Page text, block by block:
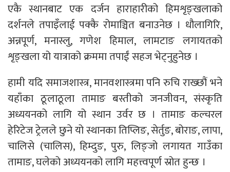
एकै स्थानबाट एक दर्जन हाराहारीको हिमशृङ्खलाको
दर्शनले तपाइँलाई पक्कै रोमाञ्चित बनाउनेछ । धौलागिरि,
अन्नपूर्ण, मनास्लु, गणेश हिमाल, लामटाङ लगायतको
शृङ्खला यो यात्राको क्रममा तपाईं सहज भेट्नुहुनेछ ।
हामी यदि समाजशास्त्र, मानवशास्त्रमा पनि रुचि राख्छौं भने
यहाँका ठूलाठूला तामाङ बस्तीको जनजीवन, संस्कृति
अध्ययनको लागि यो स्थान उर्वर छ । तामाङ कल्चरल
हेरिटेज ट्रेलले छुने यो स्थानका तिप्लिङ, सेर्तुङ, बोराङ, लापा,
चालिसे (चालिस), हिम्दुङ, पुरु, लिङ्जो लगायत गाउँका
तामाङ, घलेको अध्ययनको लागि महत्त्वपूर्ण स्रोत हुन्छ ।